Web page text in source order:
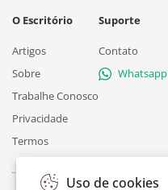
O Escritório
Artigos
Sobre
Trabalhe Conosco
Privacidade
Termos
Suporte
Contato
Whatsapp
Uso de cookies